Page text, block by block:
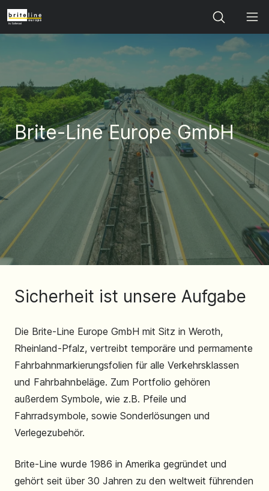
Search
Brite-Line Europe GmbH
Sicherheit ist unsere Aufgabe
Die Brite-Line Europe GmbH mit Sitz in Weroth,
Rheinland-Pfalz, vertreibt temporäre und permamente
Fahrbahnmarkierungsfolien für alle Verkehrsklassen
und Fahrbahnbeläge. Zum Portfolio gehören
außerdem Symbole, wie z.B. Pfeile und
Fahrradsymbole, sowie Sonderlösungen und
Verlegezubehör.
Brite-Line wurde 1986 in Amerika gegründet und
gehört seit über 30 Jahren zu den weltweit führenden